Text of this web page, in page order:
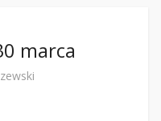
marca